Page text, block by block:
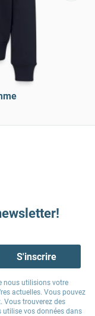
S'inscrire
nous utilisions votre
actuelles. Vous pouvez
Vous trouverez des
vos données dans